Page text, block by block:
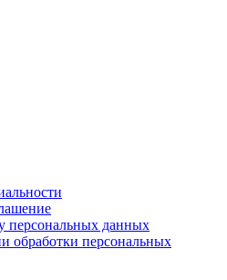
персональных данных
обработки персональных